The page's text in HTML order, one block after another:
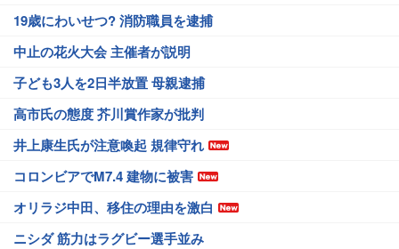
19歳にわいせつ? 消防職員を逮捕
中止の花火大会 主催者が説明
子ども3人を2日半放置 母親逮捕
高市氏の態度 芥川賞作家が批判
井上康生氏が注意喚起 規律守れ
コロンビアでM7.4 建物に被害
オリラジ中田、移住の理由を激白
ニシダ 筋力はラグビー選手並み